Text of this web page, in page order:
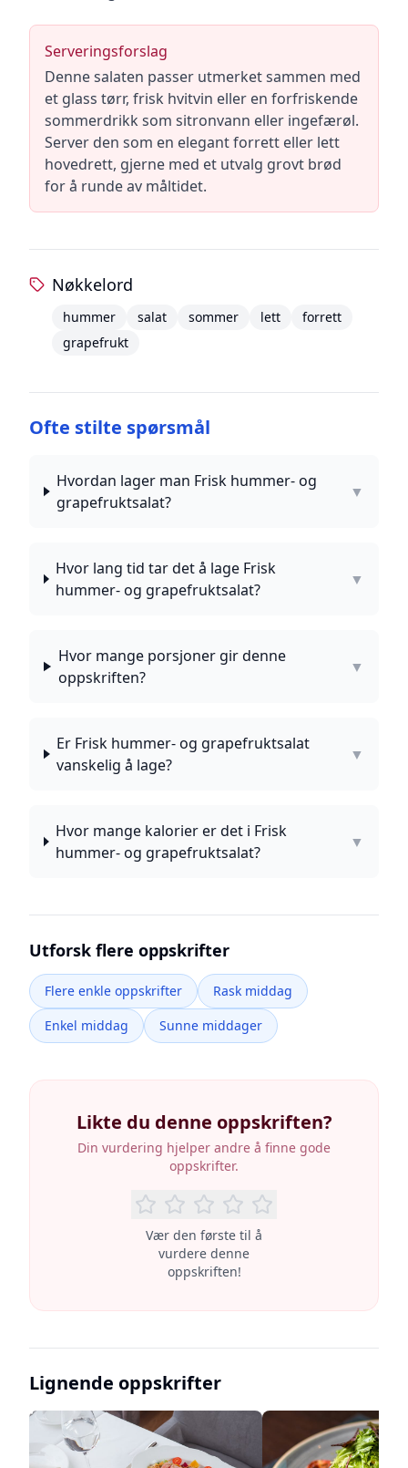
Serveringsforslag
Denne salaten passer utmerket sammen med
et glass tørr, frisk hvitvin eller en forfriskende
sommerdrikk som sitronvann eller ingefærøl.
Server den som en elegant forrett eller lett
hovedrett, gjerne med et utvalg grovt brød
for å runde av måltidet.
Nøkkelord
hummer salat sommer lett
forrett
grapefrukt
Ofte stilte spørsmål
Hvordan lager man Frisk hummer- og
grapefruktsalat?
▼
Hvor lang tid tar det å lage Frisk
hummer- og grapefruktsalat?
▼
Hvor mange porsjoner gir denne
oppskriften?
▼
Er Frisk hummer- og grapefruktsalat
vanskelig å lage?
▼
Hvor mange kalorier er det i Frisk
hummer- og grapefruktsalat?
▼
Utforsk flere oppskrifter
Flere enkle oppskrifter
Rask middag
Enkel middag
Sunne middager
Likte du denne oppskriften?
Din vurdering hjelper andre å finne gode
oppskrifter.
Vær den første til å
vurdere denne
oppskriften!
Lignende oppskrifter